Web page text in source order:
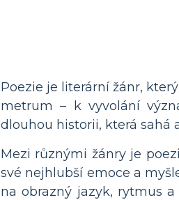
Poezie je literární žánr,
metrum – k vyvolání
dlouhou historii, která sahá
Mezi různými žánry je
své nejhlubší emoce a
na obrazný jazyk, rytmus